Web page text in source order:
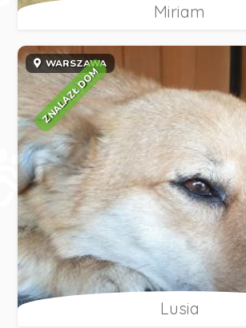
Miriam
WARSZAWA
ZNALAZŁ DOM
Lusia